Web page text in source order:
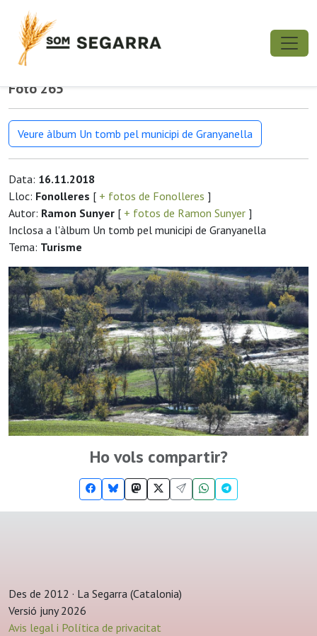
Foto 265
Veure àlbum Un tomb pel municipi de Granyanella
Data: 16.11.2018
Lloc: Fonolleres [ + fotos de Fonolleres ]
Autor: Ramon Sunyer [ + fotos de Ramon Sunyer ]
Inclosa a l'àlbum Un tomb pel municipi de Granyanella
Tema: Turisme
Ho vols compartir?
Des de 2012 · La Segarra (Catalonia)
Versió juny 2026
Avis legal i Política de privacitat